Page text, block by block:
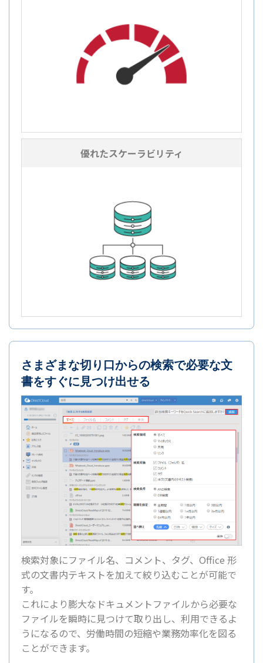
優れたスケーラビリティ
さまざまな切り口からの検索で必要な文
書をすぐに見つけ出せる
検索対象にファイル名、コメント、タグ、Office 形
式の文書内テキストを加えて絞り込むことが可能で
す。
これにより膨大なドキュメントファイルから必要な
ファイルを瞬時に見つけて取り出し、利用できるよ
うになるので、労働時間の短縮や業務効率化を図る
ことができます。